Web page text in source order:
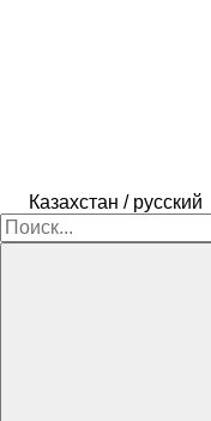
Казахстан / русский